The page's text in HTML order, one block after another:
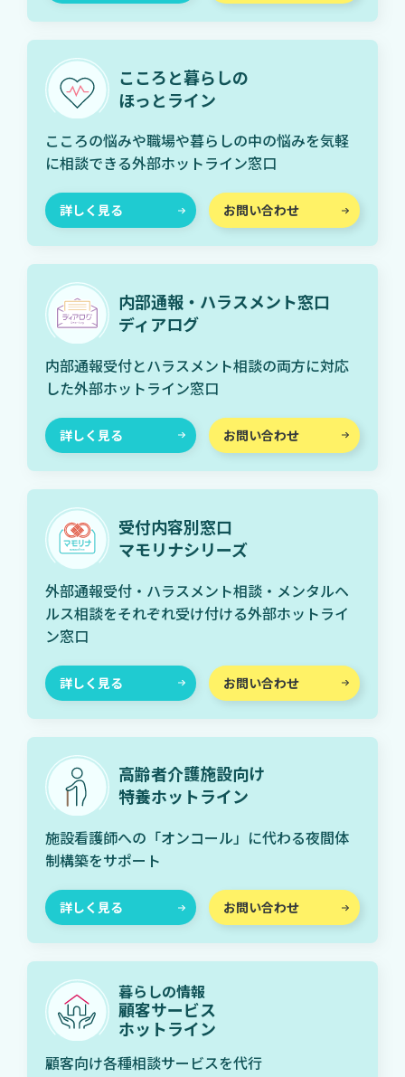
こころと暮らしの
ほっとライン
こころの悩みや職場や暮らしの中の悩みを気軽
に相談できる外部ホットライン窓口
詳しく見る お問い合わせ
内部通報・ハラスメント窓口
ディアログ
内部通報受付とハラスメント相談の両方に対応
した外部ホットライン窓口
詳しく見る お問い合わせ
受付内容別窓口
マモリナシリーズ
外部通報受付・ハラスメント相談・メンタルヘ
ルス相談をそれぞれ受け付ける外部ホットライ
ン窓口
詳しく見る お問い合わせ
高齢者介護施設向け
特養ホットライン
施設看護師への「オンコール」に代わる夜間体
制構築をサポート
詳しく見る お問い合わせ
暮らしの情報
顧客サービス
ホットライン
顧客向け各種相談サービスを代行